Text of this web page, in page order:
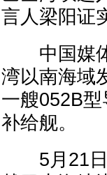
言人梁阳证
中国媒体
湾以南海域
一艘052B
补给舰。
5月21日